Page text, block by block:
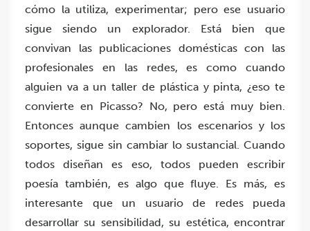
cómo la utiliza, experimentar; pero ese usuario
sigue siendo un explorador. Está bien que
convivan las publicaciones domésticas con las
profesionales en las redes, es como cuando
alguien va a un taller de plástica y pinta, ¿eso te
convierte en Picasso? No, pero está muy bien.
Entonces aunque cambien los escenarios y los
soportes, sigue sin cambiar lo sustancial. Cuando
todos diseñan es eso, todos pueden escribir
poesía también, es algo que fluye. Es más, es
interesante que un usuario de redes pueda
desarrollar su sensibilidad, su estética, encontrar